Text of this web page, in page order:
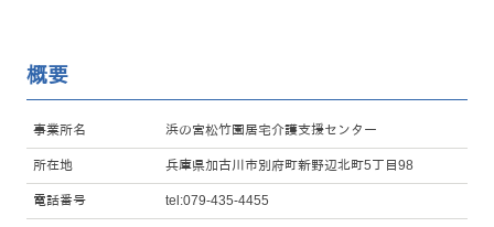
概要
事業所名 浜の宮松竹園居宅介護支援センター
所在地 兵庫県加古川市別府町新野辺北町5丁目98
電話番号 tel:079-435-4455